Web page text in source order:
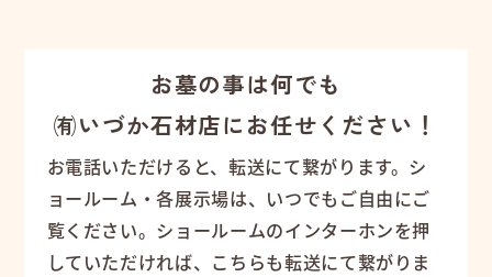
お墓の事は何でも
㈲いづか石材店にお任せください！
お電話いただけると、転送にて繋がります。シ
ョールーム・各展示場は、いつでもご自由にご
覧ください。ショールームのインターホンを押
していただければ、こちらも転送にて繋がりま